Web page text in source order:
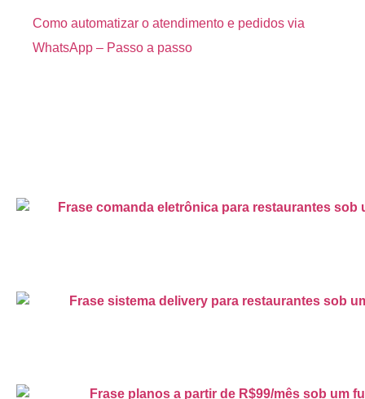
Como automatizar o atendimento e pedidos via
WhatsApp – Passo a passo